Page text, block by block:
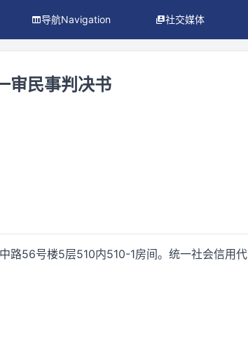
导航Navigation 社交媒体
审民事判决书
路56号楼5层510内510-1房间。统一社会信用代